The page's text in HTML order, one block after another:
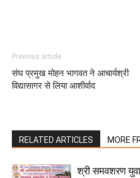
Previous article
संघ प्रमुख मोहन भागवत ने आचार्यश्री
विद्यासागर से लिया आशीर्वाद
RELATED ARTICLES MORE
श्री समवशरण